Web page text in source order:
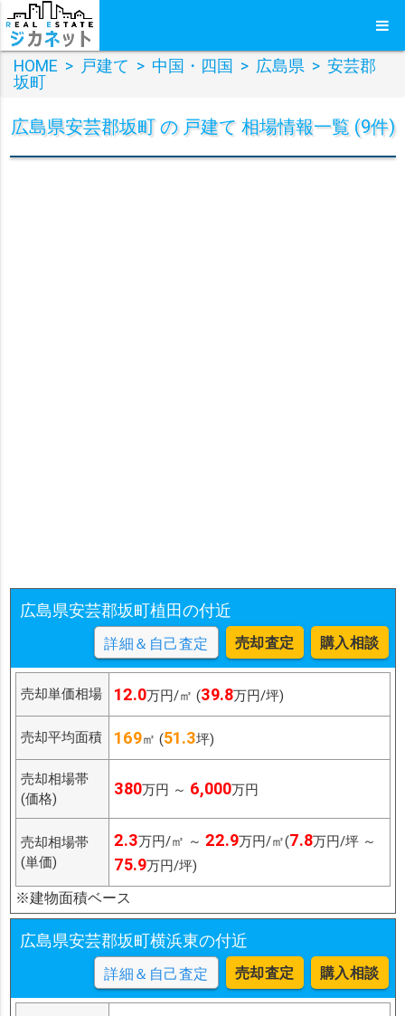
HOME > 戸建て > 中国・四国 > 広島県 > 安芸郡
坂町
広島県安芸郡坂町 の 戸建て 相場情報一覧 (9件)
広島県安芸郡坂町植田の付近
詳細＆自己査定 売却査定 購入相談
売却単価相場 12.0万円/㎡ (39.8万円/坪)
売却平均面積 169㎡ (51.3坪)
売却相場帯
(価格)
380万円 ～ 6,000万円
売却相場帯
(単価)
2.3万円/㎡ ～ 22.9万円/㎡(7.8万円/坪 ～
75.9万円/坪)
※建物面積ベース
広島県安芸郡坂町横浜東の付近
詳細＆自己査定 売却査定 購入相談